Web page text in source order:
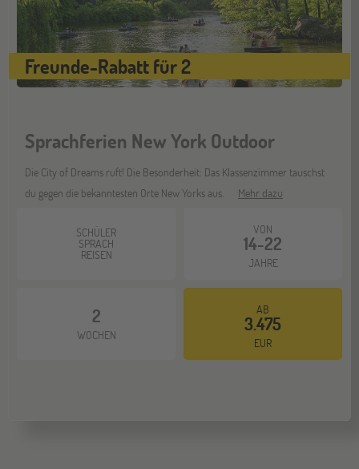
07
NOV
Berlin
Jugendbildungsmesse JuBi
14 Hannover
Jugendbildungsmesse JuBi
Hamburg
Jugendbildungsmesse JuBi
Münster
Jugendbildungsmesse JuBi
Freunde-Rabatt für 2
Sprachferien New York Outdoor
Die City of Dreams ruft! Die Besonderheit: Das Klassenzimmer tauschst
du gegen die bekanntesten Orte New Yorks aus.
Mehr dazu
SCHÜLER
SPRACH
REISEN
VON
14-22
JAHRE
2
WOCHEN
AB
3.475
EUR